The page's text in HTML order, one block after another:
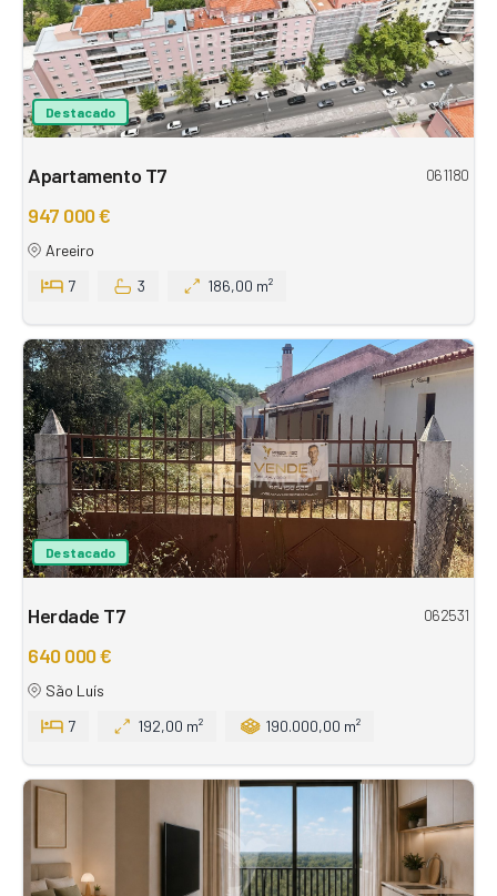
Destacado
Apartamento T7 061180
947 000 €
Areeiro
7
3 186,00 m²
Destacado
Herdade T7 062531
640 000 €
São Luís
7
192,00 m² 190.000,00 m²